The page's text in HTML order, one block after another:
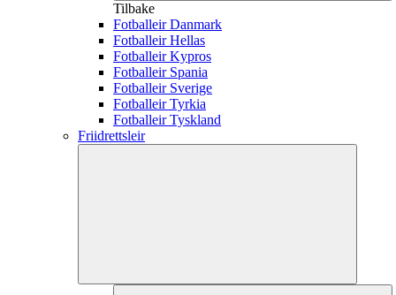
Tilbake
Fotballeir Danmark
Fotballeir Hellas
Fotballeir Kypros
Fotballeir Spania
Fotballeir Sverige
Fotballeir Tyrkia
Fotballeir Tyskland
Friidrettsleir